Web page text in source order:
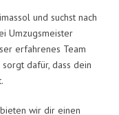
und suchst nach
Umzugsmeister
erfahrenes Team
dafür, dass dein
wir dir einen